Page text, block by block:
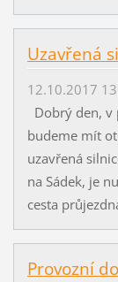
Uzavřená
12.10.2017
Dobrý den, v
budeme mít
uzavřená
na Sádek, je
cesta
Provozní